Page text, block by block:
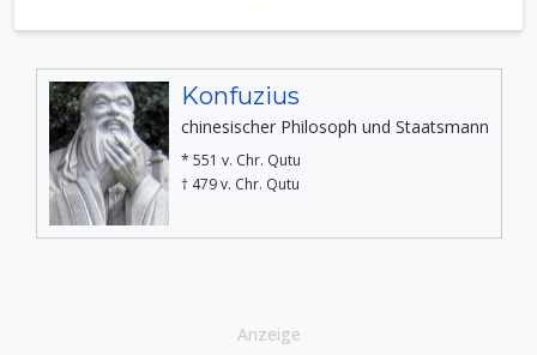
Konfuzius
chinesischer Philosoph und Staatsmann
* 551 v. Chr. Qutu
† 479 v. Chr. Qutu
Anzeige